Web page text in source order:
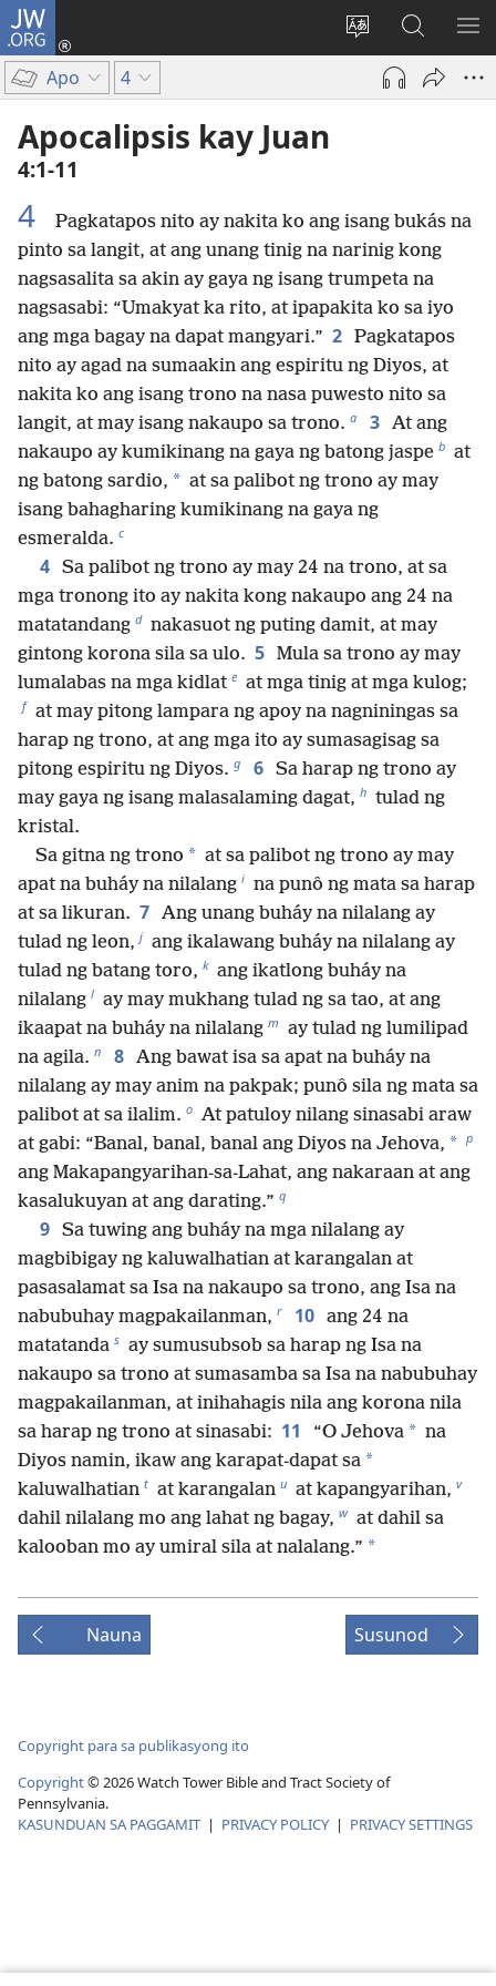
JW.ORG
Baguhin
ang
wika
Mag-
log
sa
JW.ORG
Apo 4
Apocalipsis kay Juan
4:1-11
4
Pagkatapos nito ay nakita ko ang isang bukás na
pinto sa langit, at ang unang tinig na narinig kong
nagsasalita sa akin ay gaya ng isang trumpeta na
nagsasabi: “Umakyat ka rito, at ipapakita ko sa iyo
ang mga bagay na dapat mangyari.” 2 Pagkatapos
nito ay agad na sumaakin ang espiritu ng Diyos, at
nakita ko ang isang trono na nasa puwesto nito sa
langit, at may isang nakaupo sa trono. a 3 At ang
nakaupo ay kumikinang na gaya ng batong jaspe b at
ng batong sardio, * at sa palibot ng trono ay may
isang bahagharing kumikinang na gaya ng
esmeralda. c
4 Sa palibot ng trono ay may 24 na trono, at sa
mga tronong ito ay nakita kong nakaupo ang 24 na
matatandang d nakasuot ng puting damit, at may
gintong korona sila sa ulo. 5 Mula sa trono ay may
lumalabas na mga kidlat e at mga tinig at mga kulog;
f at may pitong lampara ng apoy na nagniningas sa
harap ng trono, at ang mga ito ay sumasagisag sa
pitong espiritu ng Diyos. g 6 Sa harap ng trono ay
may gaya ng isang malasalaming dagat, h tulad ng
kristal.
Sa gitna ng trono * at sa palibot ng trono ay may
apat na buháy na nilalang i na punô ng mata sa harap
at sa likuran. 7 Ang unang buháy na nilalang ay
tulad ng leon, j ang ikalawang buháy na nilalang ay
tulad ng batang toro, k ang ikatlong buháy na
nilalang l ay may mukhang tulad ng sa tao, at ang
ikaapat na buháy na nilalang m ay tulad ng lumilipad
na agila. n 8 Ang bawat isa sa apat na buháy na
nilalang ay may anim na pakpak; punô sila ng mata sa
palibot at sa ilalim. o At patuloy nilang sinasabi araw
at gabi: “Banal, banal, banal ang Diyos na Jehova, * p
ang Makapangyarihan-sa-Lahat, ang nakaraan at ang
kasalukuyan at ang darating.” q
9 Sa tuwing ang buháy na mga nilalang ay
magbibigay ng kaluwalhatian at karangalan at
pasasalamat sa Isa na nakaupo sa trono, ang Isa na
nabubuhay magpakailanman, r 10 ang 24 na
matatanda s ay sumusubsob sa harap ng Isa na
nakaupo sa trono at sumasamba sa Isa na nabubuhay
magpakailanman, at inihahagis nila ang korona nila
sa harap ng trono at sinasabi: 11 “O Jehova * na
Diyos namin, ikaw ang karapat-dapat sa *
kaluwalhatian t at karangalan u at kapangyarihan, v
dahil nilalang mo ang lahat ng bagay, w at dahil sa
kalooban mo ay umiral sila at nalalang.” *
Nauna Susunod
Copyright para sa publikasyong ito
Copyright© 2026Watch Tower Bible and Tract Society of
Pennsylvania.
KASUNDUAN SA PAGGAMIT | PRIVACY POLICY | PRIVACY SETTINGS